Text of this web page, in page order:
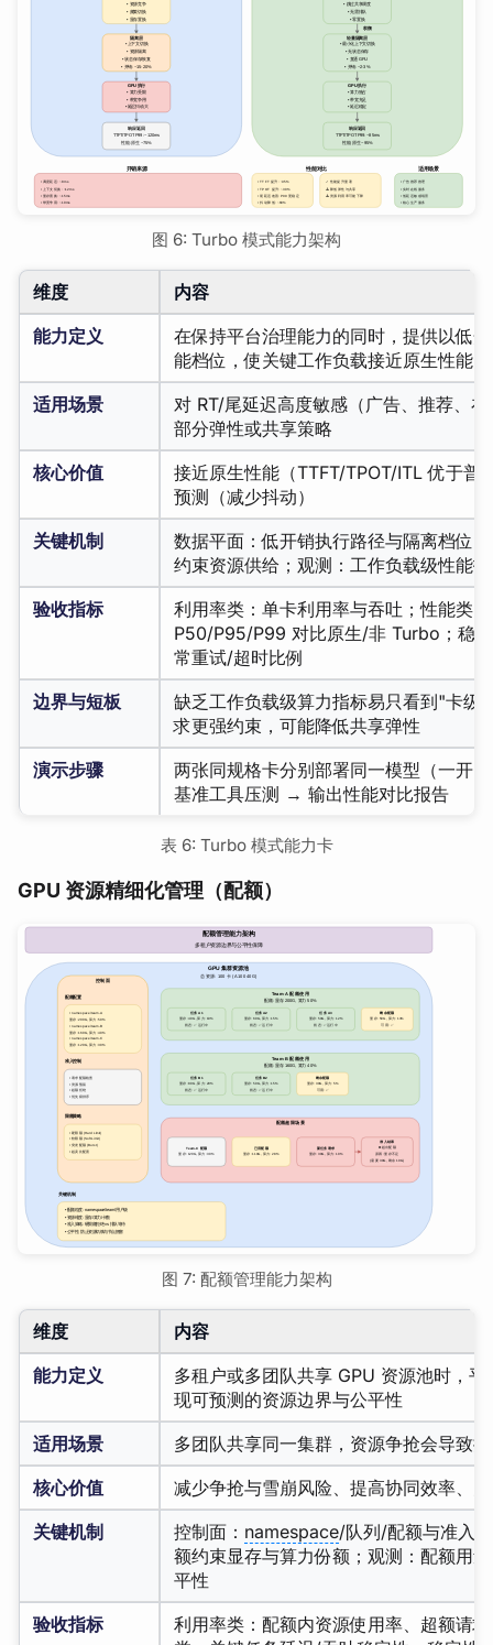
图 6: Turbo 模式能力架构
维度
内容
能力定义
在保持平台治理能力的同时，提供以低
能档位，使关键工作负载接近原生性能
适用场景
对 RT/尾延迟高度敏感（广告、推荐、
部分弹性或共享策略
核心价值
接近原生性能（TTFT/TPOT/ITL 优于普
预测（减少抖动）
关键机制
数据平面：低开销执行路径与隔离档位
约束资源供给；观测：工作负载级性能
验收指标
利用率类：单卡利用率与吞吐；性能类
P50/P95/P99 对比原生/非 Turbo；稳
常重试/超时比例
边界与短板
缺乏工作负载级算力指标易只看到"卡级
求更强约束，可能降低共享弹性
演示步骤
两张同规格卡分别部署同一模型（一开
基准工具压测 → 输出性能对比报告
表 6: Turbo 模式能力卡
GPU 资源精细化管理（配额）
图 7: 配额管理能力架构
维度
内容
能力定义
多租户或多团队共享 GPU 资源池时，
现可预测的资源边界与公平性
适用场景
多团队共享同一集群，资源争抢会导致
核心价值
减少争抢与雪崩风险、提高协同效率、
关键机制
控制面： namespace/队列/配额与准入
额约束显存与算力份额；观测：配额用
平性
验收指标
利用率类：配额内资源使用率、超额请